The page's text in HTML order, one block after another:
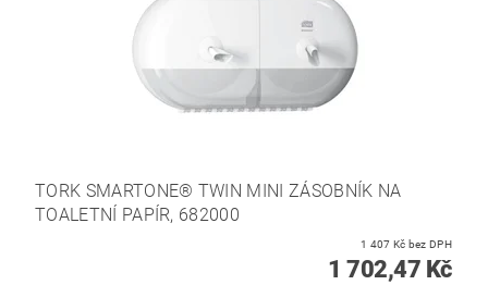
TORK SMARTONE® TWIN MINI ZÁSOBNÍK NA
TOALETNÍ PAPÍR, 682000
1 407 Kč bez DPH
1 702,47 Kč